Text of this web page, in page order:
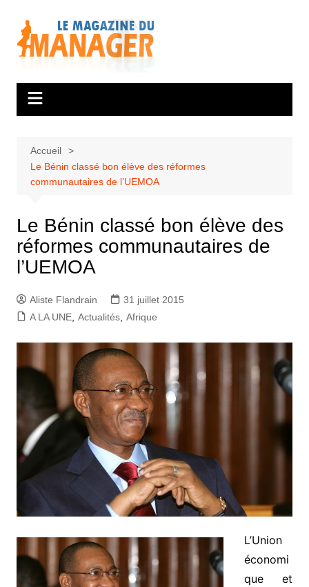
contenu
Accueil
Le Bénin classé bon élève des réformes
communautaires de l’UEMOA
Le Bénin classé bon élève des
réformes communautaires de
l’UEMOA
Aliste Flandrain
31 juillet 2015
A LA UNE, Actualités, Afrique
L’Union
économi
que et